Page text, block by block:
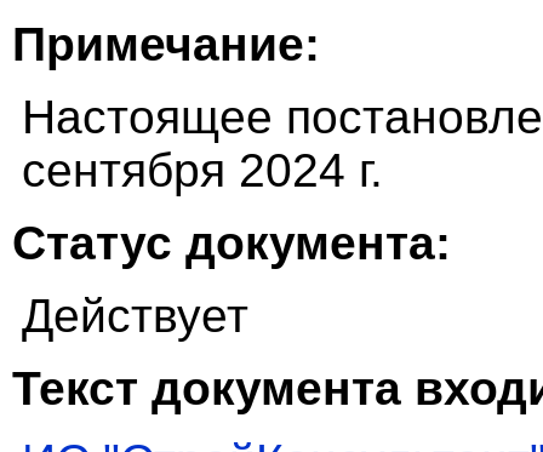
Примечание:
Настоящее
сентября 2024 г.
Статус документа:
Действует
Текст документа